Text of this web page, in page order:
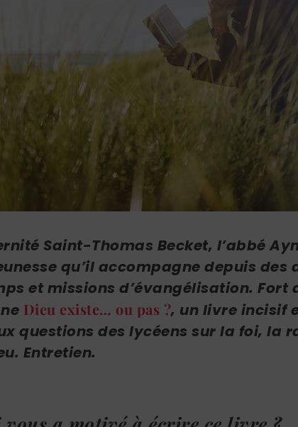
Saint-Thomas Becket, l’abbé
qu’il accompagne depuis des
et missions d’évangélisation. Fort
Dieu existe… ou pas ?, un livre incisif
questions des lycéens sur la foi, la
Entretien.